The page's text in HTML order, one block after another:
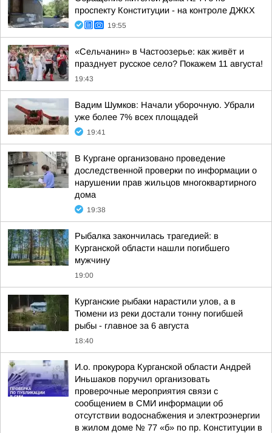
проспекту Конституции - на контроле ДЖКХ
19:55
«Сельчанин» в Частоозерье: как живёт и
празднует русское село? Покажем 11 августа!
19:43
Вадим Шумков: Начали уборочную. Убрали
уже более 7% всех площадей
19:41
В Кургане организовано проведение
доследственной проверки по информации о
нарушении прав жильцов многоквартирного
дома
19:38
Рыбалка закончилась трагедией: в
Курганской области нашли погибшего
мужчину
19:00
Курганские рыбаки нарастили улов, а в
Тюмени из реки достали тонну погибшей
рыбы - главное за 6 августа
18:40
И.о. прокурора Курганской области Андрей
Иньшаков поручил организовать
проверочные мероприятия связи с
сообщением в СМИ информации об
отсутствии водоснабжения и электроэнергии
в жилом доме № 77 «б» по пр. Конституции в